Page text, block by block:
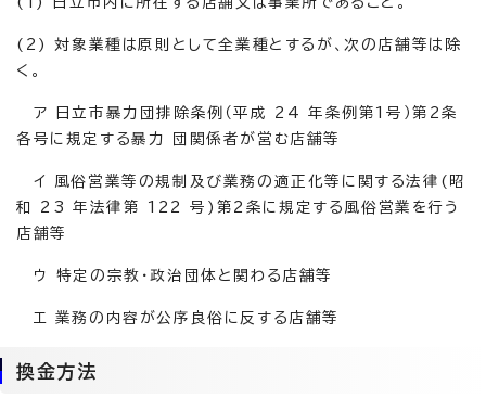
(2) 対象業種は原則として全業種とするが、次の店舗等は除
く。
ア 日立市暴力団排除条例（平成 24 年条例第1号）第2条
各号に規定する暴力 団関係者が営む店舗等
イ 風俗営業等の規制及び業務の適正化等に関する法律(昭
和 23 年法律第 122 号)第2条に規定する風俗営業を行う
店舗等
ウ 特定の宗教・政治団体と関わる店舗等
エ 業務の内容が公序良俗に反する店舗等
換金方法